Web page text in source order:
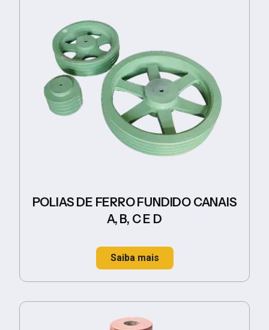
POLIAS DE FERRO FUNDIDO CANAIS
A, B, C E D
Saiba mais